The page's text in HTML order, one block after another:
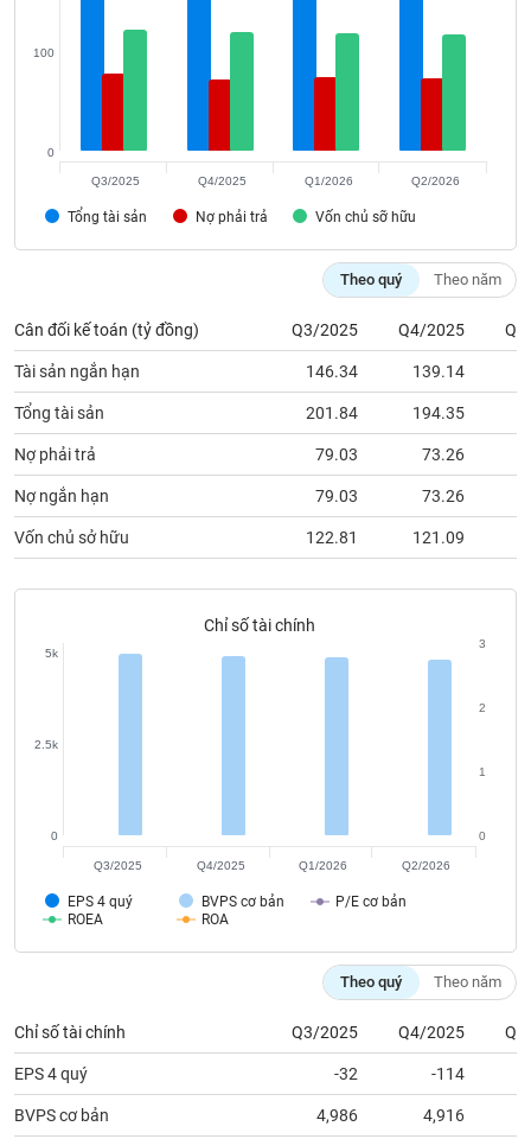
Tổng tài sản Nợ phải trả Vốn chủ sỡ hữu
0
100
Q3/2025 Q4/2025 Q1/2026 Q2/2026
Theo quý Theo năm
Cân đối kế toán (tỷ đồng) Q3/2025 Q4/2025
Tài sản ngắn hạn 146.34 139.14
Tổng tài sản 201.84 194.35
Nợ phải trả 79.03 73.26
Nợ ngắn hạn 79.03 73.26
Vốn chủ sở hữu 122.81 121.09
Chỉ số tài chính
EPS 4 quý BVPS cơ bản
P/E cơ bản
ROEA
ROA
0
2.5k
5k
0
1
2
3
Q3/2025 Q4/2025 Q1/2026 Q2/2026
Theo quý Theo năm
Chỉ số tài chính Q3/2025 Q4/2025
EPS 4 quý -32 -114
BVPS cơ bản 4,986 4,916
Sách
cụ
tư
Truyền
thông
tài
chính